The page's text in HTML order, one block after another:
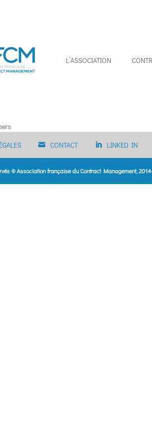
L’ASSOCIATION
CONTACT LINKED IN
© Association française du Contract Management,